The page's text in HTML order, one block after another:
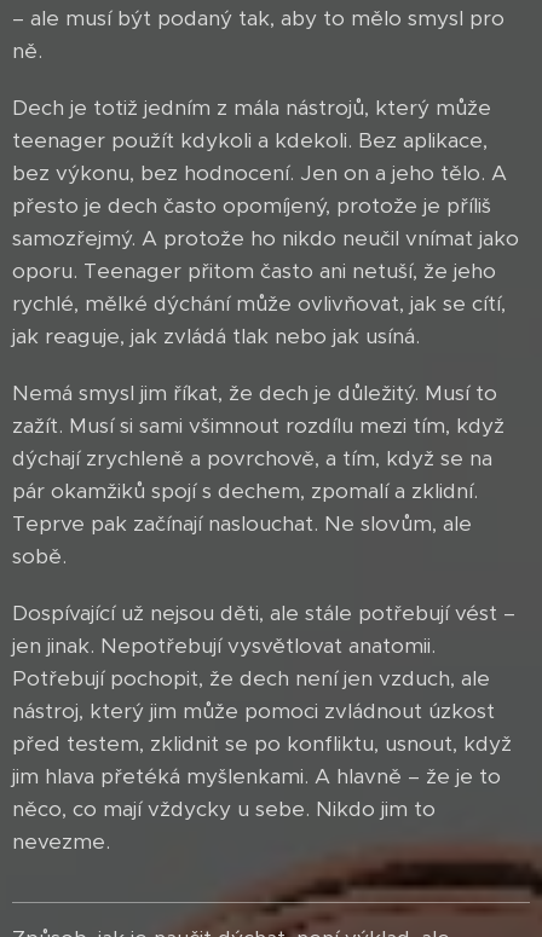
– ale musí být podaný tak, aby to mělo smysl pro
ně.
Dech je totiž jedním z mála nástrojů, který může
teenager použít kdykoli a kdekoli. Bez aplikace,
bez výkonu, bez hodnocení. Jen on a jeho tělo. A
přesto je dech často opomíjený, protože je příliš
samozřejmý. A protože ho nikdo neučil vnímat jako
oporu. Teenager přitom často ani netuší, že jeho
rychlé, mělké dýchání může ovlivňovat, jak se cítí,
jak reaguje, jak zvládá tlak nebo jak usíná.
Nemá smysl jim říkat, že dech je důležitý. Musí to
zažít. Musí si sami všimnout rozdílu mezi tím, když
dýchají zrychleně a povrchově, a tím, když se na
pár okamžiků spojí s dechem, zpomalí a zklidní.
Teprve pak začínají naslouchat. Ne slovům, ale
sobě.
Dospívající už nejsou děti, ale stále potřebují vést –
jen jinak. Nepotřebují vysvětlovat anatomii.
Potřebují pochopit, že dech není jen vzduch, ale
nástroj, který jim může pomoci zvládnout úzkost
před testem, zklidnit se po konfliktu, usnout, když
jim hlava přetéká myšlenkami. A hlavně – že je to
něco, co mají vždycky u sebe. Nikdo jim to
nevezme.